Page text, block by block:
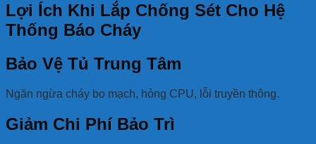
Lợi Ích Khi Lắp Chống Sét Cho Hệ
Thống Báo Cháy
Bảo Vệ Tủ Trung Tâm
Ngăn ngừa cháy bo mạch, hỏng CPU, lỗi truyền thông.
Giảm Chi Phí Bảo Trì